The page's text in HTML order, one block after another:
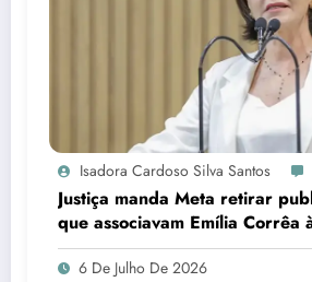
Isadora Cardoso Silva Santos
Justiça manda Meta retirar
que associavam Emília Corrêa
corrupção e identificar
6 De Julho De 2026